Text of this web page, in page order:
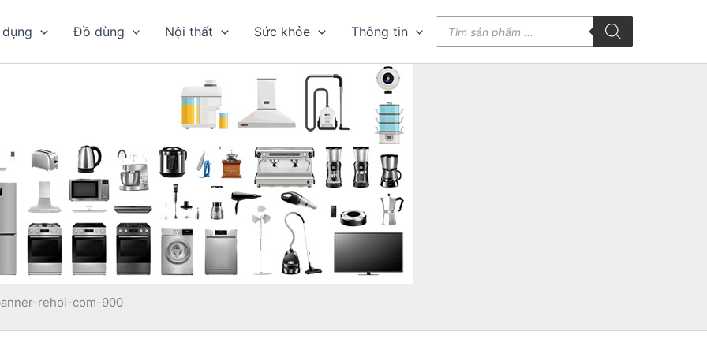
Đồ dùng Nội thất Sức khỏe Thông tin
kiếm
rehoi-com-900